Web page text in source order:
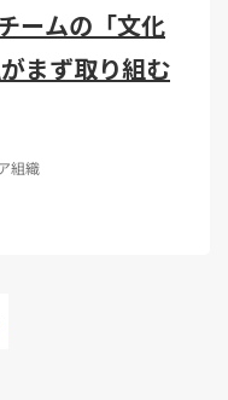
ームの「文化
まず取り組む
組織